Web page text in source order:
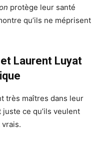
protège leur santé
qu’ils ne méprisent
Laurent Luyat
très maîtres dans leur
ce qu’ils veulent